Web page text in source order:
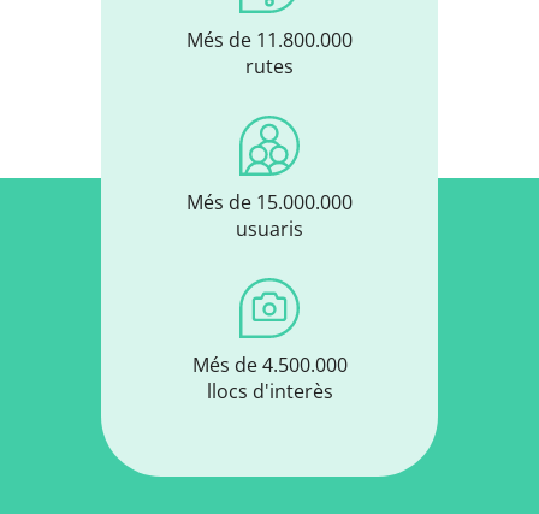
Més de 11.800.000
rutes
Més de 15.000.000
usuaris
Més de 4.500.000
llocs d'interès